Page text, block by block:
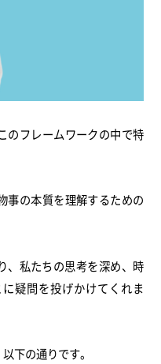
のフレームワークの中で特
事の本質を理解するための
、私たちの思考を深め、時
疑問を投げかけてくれま
下の通りです。